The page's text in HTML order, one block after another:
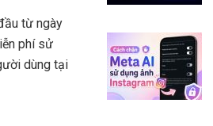
từ ngày
phí sử
dùng tại